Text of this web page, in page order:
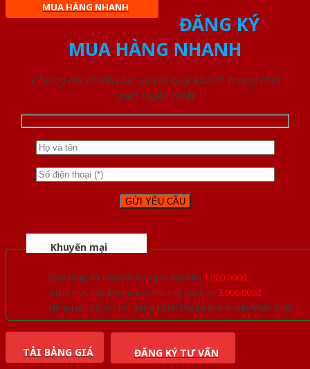
MUA HÀNG NHANH
ĐĂNG KÝ
MUA HÀNG NHANH
Chúng tôi sẽ liên lạc lại với quý khách trong thời
gian ngắn nhất
Khuyến mại
Quà tặng đồ nội thất trang trí lên đến 1.000.000đ
Giảm trực tiếp khi mua đơn hàng lớn hơn 3.000.000đ
Nhiều ưu đãi lớn khi đăng ký tài khoản thành viên thân thiết
TẢI BẢNG GIÁ ĐĂNG KÝ TƯ VẤN